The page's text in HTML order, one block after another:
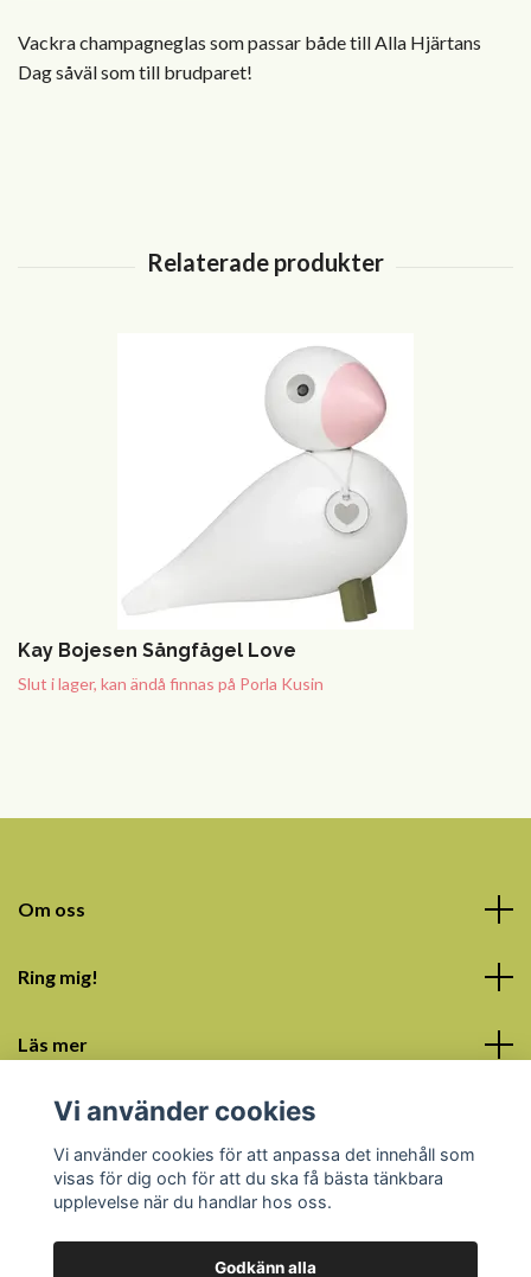
Vackra champagneglas som passar både till Alla Hjärtans
Dag såväl som till brudparet!
Kay Bojesen Sångfågel Love
Slut i lager, kan ändå finnas på Porla Kusin
Om oss
Ring mig!
Läs mer
Sociala medier
Vi använder cookies
Vi använder cookies för att anpassa det innehåll som
visas för dig och för att du ska få bästa tänkbara
upplevelse när du handlar hos oss.
Godkänn alla